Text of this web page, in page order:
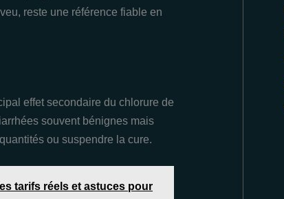
reste une référence fiable en
effet secondaire du chlorure de
souvent bénignes mais
ou suspendre la cure.
tarifs réels et astuces pour